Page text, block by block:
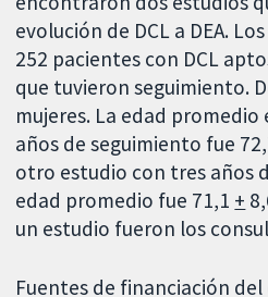
evolución de DCL a DEA.
252 pacientes con DCL
que tuvieron seguimiento.
mujeres. La edad
años de seguimiento fue
otro estudio con tres años
edad promedio fue 71,1 +
un estudio fueron los
Fuentes de financiación